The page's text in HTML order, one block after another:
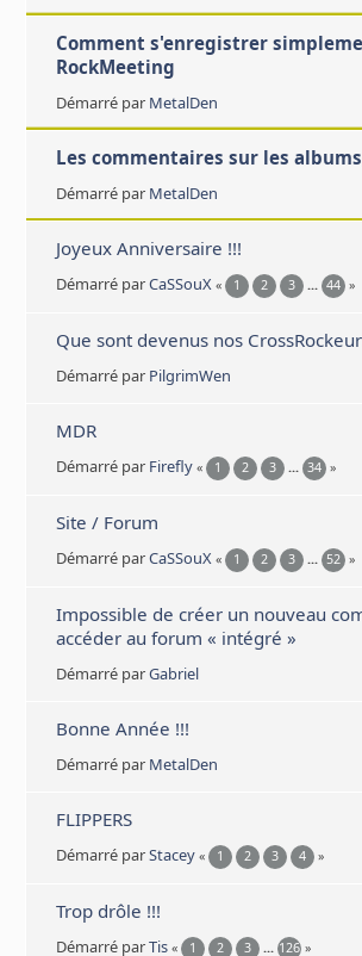
Comment s'enregistrer
RockMeeting
Démarré par MetalDen
Les commentaires sur les
Démarré par MetalDen
Joyeux Anniversaire !!!
Démarré parCaSSouX « 1 2 3 ... 44 »
Que sont devenus nos
Démarré par PilgrimWen
MDR
Démarré par Firefly « 1 2 3 ... 34 »
Site / Forum
Démarré parCaSSouX « 1 2 3 ... 52 »
Impossible de créer un nouveau
accéder au forum « intégré »
Démarré parGabriel
Bonne Année !!!
Démarré par MetalDen
FLIPPERS
Démarré parStacey « 1 2 3 4 »
Trop drôle !!!
Démarré parTis « 1 2 3 ... 126»